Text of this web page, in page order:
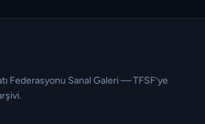
Federasyonu Sanal Galeri — TFSF’ye